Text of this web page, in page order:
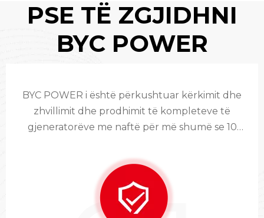
PSE TË ZGJIDHNI
BYC POWER
BYC POWER i është përkushtuar kërkimit dhe
zhvillimit dhe prodhimit të kompleteve të
gjeneratorëve me naftë për më shumë se 10